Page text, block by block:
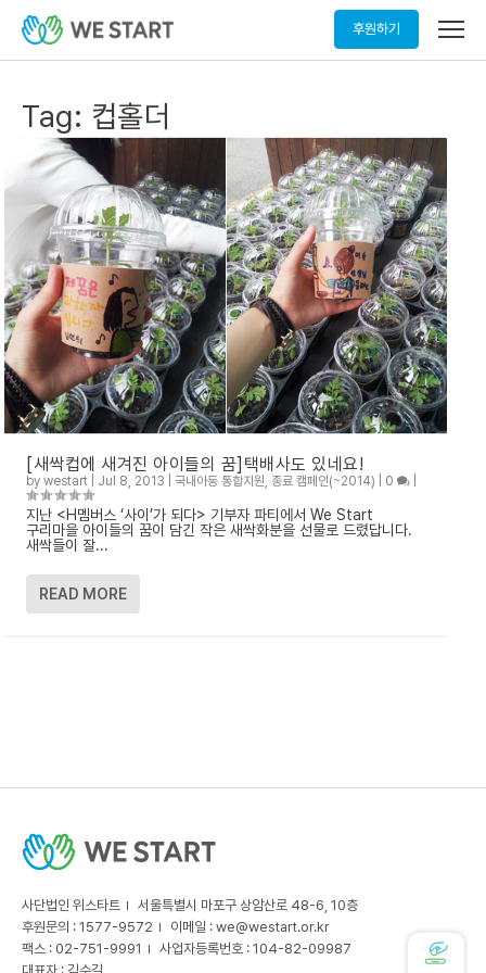
후원하기
메
열
Tag: 컵홀더
[새싹컵에 새겨진 아이들의 꿈]택배사도 있네요!
by westart Jul 8, 2013 국내아동 통합지원 종료 캠페인(~2014) 0
지난 <H멤버스 ‘사이’가 되다> 기부자 파티에서 We Start
구리마을 아이들의 꿈이 담긴 작은 새싹화분을 선물로 드렸답니다.
새싹들이 잘...
READ MORE
사단법인 위스타트
서울특별시 마포구 상암산로 48-6, 10층
후원문의 : 1577-9572
이메일 : we@westart.or.kr
팩스 : 02-751-9991
사업자등록번호 : 104-82-09987